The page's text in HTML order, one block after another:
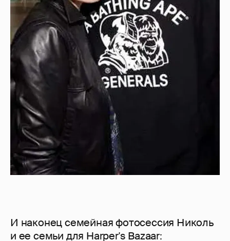
И наконец семейная фотосессия Николь
и ее семьи для Harper's Bazaar: